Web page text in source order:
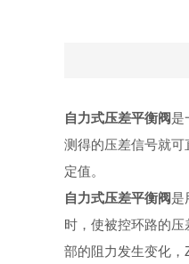
自力式压差平衡阀是
测得的压差信号就
定值。
自力式压差平衡阀是
时，使被控环路的
部的阻力发生变化，